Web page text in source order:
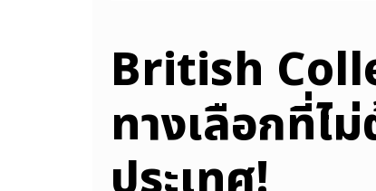
British
ทางเลือกที่ไ